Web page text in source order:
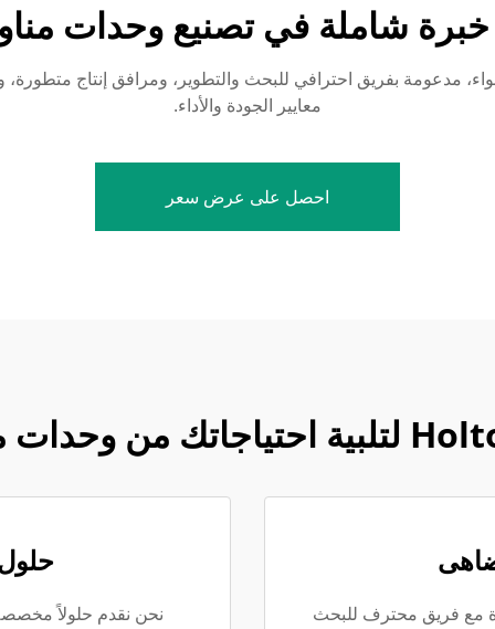
شاملة في تصنيع وحدات
مدعومة بفريق احترافي للبحث والتطوير، ومرافق إنتاج
معايير الجودة والأداء.
احصل على عرض سعر
مع فريق محترف للبحث
نحن نقدم حلولاً